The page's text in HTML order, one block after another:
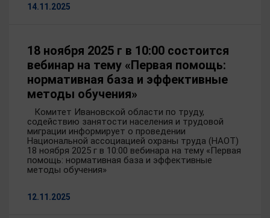
14.11.2025
18 ноября 2025 г в 10:00 состоится
вебинар на тему «Первая помощь:
нормативная база и эффективные
методы обучения»
Комитет Ивановской области по труду,
содействию занятости населения и трудовой
миграции информирует о проведении
Национальной ассоциацией охраны труда (НАОТ)
18 ноября 2025 г в 10:00 вебинара на тему «Первая
помощь: нормативная база и эффективные
методы обучения»
12.11.2025